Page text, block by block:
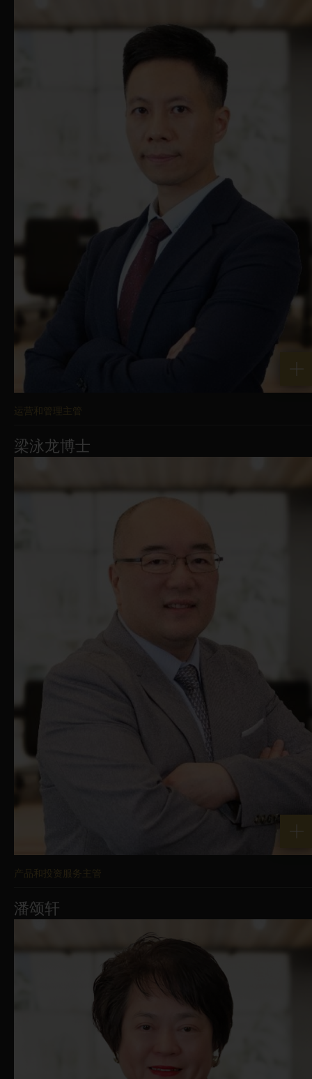
运营和管理主管
梁泳龙博士
产品和投资服务主管
潘颂轩